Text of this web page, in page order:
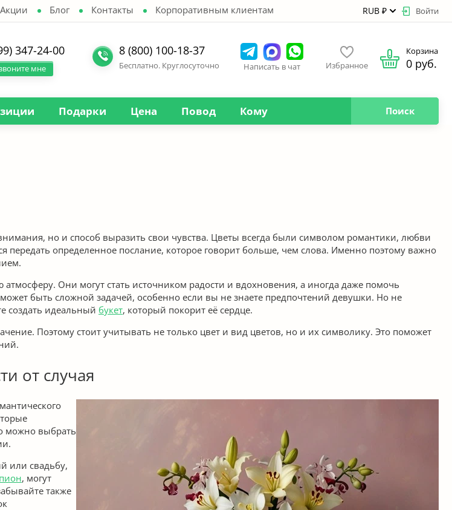
Акции Блог Контакты Корпоративным клиентам RUB ₽ Войти
347-24-00
мне
8 (800) 100-18-37
Бесплатно. Круглосуточно Написать в чат Избранное
Корзина
0 руб.
Подарки Цена Повод Кому Поиск
но и способ выразить свои чувства. Цветы всегда были символом романтики, любви
передать определенное послание, которое говорит больше, чем слова. Именно поэтому важно
Они могут стать источником радости и вдохновения, а иногда даже помочь
быть сложной задачей, особенно если вы не знаете предпочтений девушки. Но не
создать идеальный букет, который покорит её сердце.
Поэтому стоит учитывать не только цвет и вид цветов, но и их символику. Это поможет
от случая
можно выбрать
или свадьбу,
пион, могут
также